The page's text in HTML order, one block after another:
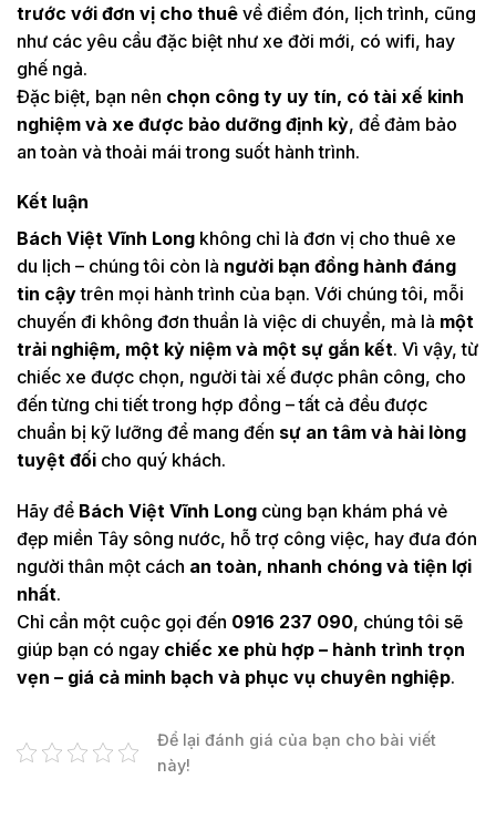
trước với đơn vị cho thuê về điểm đón, lịch trình, cũng
như các yêu cầu đặc biệt như xe đời mới, có wifi, hay
ghế ngả.
Đặc biệt, bạn nên chọn công ty uy tín, có tài xế kinh
nghiệm và xe được bảo dưỡng định kỳ, để đảm bảo
an toàn và thoải mái trong suốt hành trình.
Kết luận
Bách Việt Vĩnh Long không chỉ là đơn vị cho thuê xe
du lịch – chúng tôi còn là người bạn đồng hành đáng
tin cậytrên mọi hành trình của bạn. Với chúng tôi, mỗi
chuyến đi không đơn thuần là việc di chuyển, mà là một
trải nghiệm, một kỷ niệm và một sự gắn kết. Vì vậy, từ
chiếc xe được chọn, người tài xế được phân công, cho
đến từng chi tiết trong hợp đồng – tất cả đều được
chuẩn bị kỹ lưỡng để mang đến sự an tâm và hài lòng
tuyệt đối cho quý khách.
Hãy để Bách Việt Vĩnh Long cùng bạn khám phá vẻ
đẹp miền Tây sông nước, hỗ trợ công việc, hay đưa đón
người thân một cách an toàn, nhanh chóng và tiện lợi
nhất.
Chỉ cần một cuộc gọi đến 0916 237 090, chúng tôi sẽ
giúp bạn có ngay chiếc xe phù hợp – hành trình trọn
vẹn – giá cả minh bạch và phục vụ chuyên nghiệp.
Để lại đánh giá của bạn cho bài viết
này!